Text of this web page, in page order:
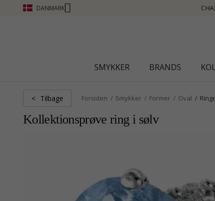
DANMARK
- OPTJEN POINT SE MERE - KLIK HER
SMYKKER BRANDS
< Tilbage Forsiden Smykker Former Oval
Kollektionsprøve ring i sølv